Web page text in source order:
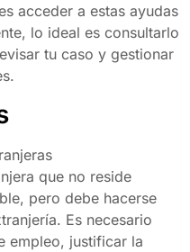
acceder a estas ayudas
lo ideal es consultarlo
tu caso y gestionar
que no reside
pero debe hacerse
Es necesario
empleo, justificar la